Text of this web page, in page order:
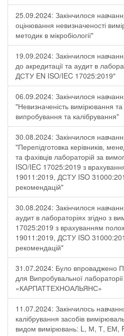
25.09.2024: Закінчилося
оцінювання невизначеності
методик в мікробіології"
19.09.2024: Закінчилося
до акредитації та аудит в
ДСТУ EN ISO/IEC 17025:2019"
06.09.2024: Закінчилося
"Невизначеність вимірювання та
випробування та калібрування"
30.08.2024: Закінчилося
"Перепідготовка керівників,
та фахівців лабораторій за
ISO/IEC 17025:2019 з
19011:2019, ДСТУ ISO
рекомендацій"
30.08.2024: Закінчилося
аудит в лабораторіях згідно з
17025:2019 з врахуванням
19011:2019, ДСТУ ISO
рекомендацій"
31.07.2024: Було впроваджено
для Випробувальної
«КАРПАТТЕХНОАЛЬЯНС»
11.07.2024: Закінчилось
калібрування засобів
видом вимірювань: L, М, Т, ЕМ,